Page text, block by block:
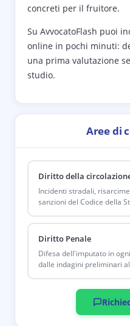
concreti per il fruitore.
Su AvvocatoFlash puoi
online in pochi minuti:
una prima valutazione
studio.
Aree di
Diritto della
Incidenti stradali,
sanzioni del Codice della
Diritto Penale
Difesa dell'imputato in
dalle indagini preliminari